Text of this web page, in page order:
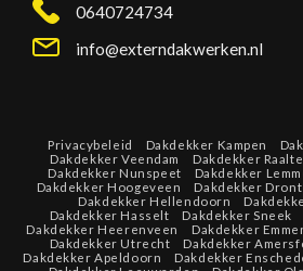
0640724734
info@externdakwerken.nl
Privacybeleid Dakdekker Kampen
Dakdekker Veendam
Dakdekker Raalte
Dakdekker Nunspeet
Dakdekker
Dakdekker Hoogeveen
Dakdekker
Dakdekker Hellendoorn
Dakdekker Hasselt
Dakdekker Sneek
Dakdekker Heerenveen
Dakdekker
Dakdekker Utrecht
Dakdekker
Dakdekker Apeldoorn
Dakdekker